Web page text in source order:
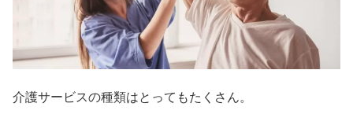
介護サービスの種類はとってもたくさん。